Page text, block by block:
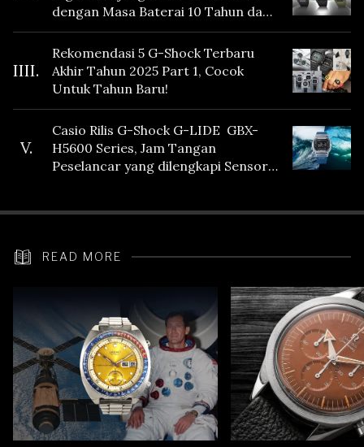
dengan Masa Baterai 10 Tahun dan
Fitur Vibration
IIII.
Rekomendasi 5 G-Shock Terbaru
Akhir Tahun 2025 Part 1, Cocok
Untuk Tahun Baru!
V.
Casio Rilis G-Shock G-LIDE GBX-
H5600 Series, Jam Tangan
Peselancar yang dilengkapi Sensor
READ MORE